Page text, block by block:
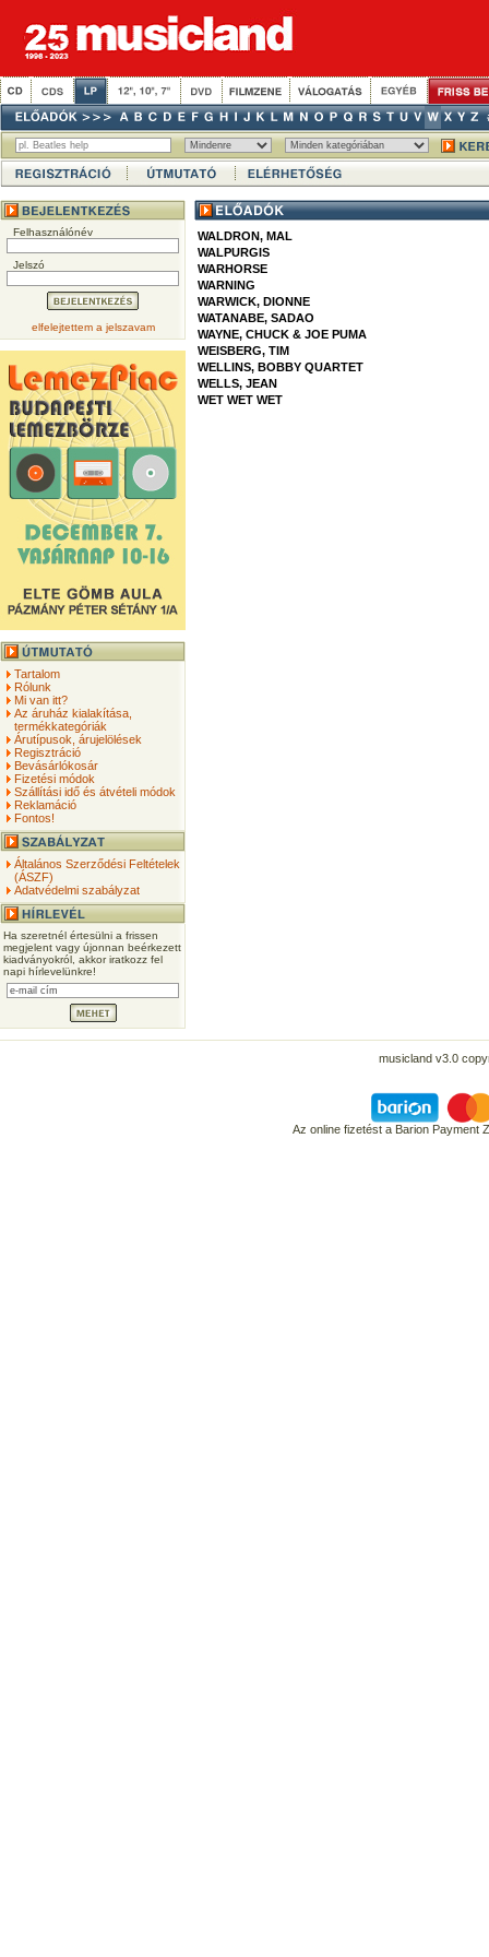
Felhasználónév
Jelszó
elfelejtettem a jelszavam
Tartalom
Rólunk
Mi van itt?
Az áruház kialakítása,
termékkategóriák
Árutípusok, árujelölések
Regisztráció
Bevásárlókosár
Fizetési módok
Szállítási idő és átvételi módok
Reklamáció
Fontos!
Általános Szerződési Feltételek
(ÁSZF)
Adatvédelmi szabályzat
Ha szeretnél értesülni a frissen
megjelent vagy újonnan beérkezett
kiadványokról, akkor iratkozz fel
napi hírlevelünkre!
WALDRON, MAL
WALPURGIS
WARHORSE
WARNING
WARWICK, DIONNE
WATANABE, SADAO
WAYNE, CHUCK & JOE PUMA
WEISBERG, TIM
WELLINS, BOBBY QUARTET
WELLS, JEAN
WET WET WET
musicland v3.0
Az online fizetést a Barion Payment